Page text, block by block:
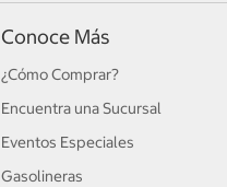
Conoce Más
¿Cómo Comprar?
Encuentra una Sucursal
Eventos Especiales
Gasolineras